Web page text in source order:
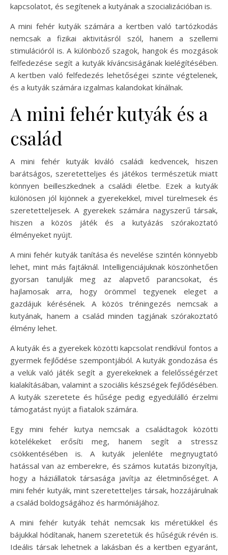
kapcsolatot, és segítenek a kutyának a szocializációban is.
A mini fehér kutyák számára a kertben való tartózkodás
nemcsak a fizikai aktivitásról szól, hanem a szellemi
stimulációról is. A különböző szagok, hangok és mozgások
felfedezése segít a kutyák kíváncsiságának kielégítésében.
A kertben való felfedezés lehetőségei szinte végtelenek,
és a kutyák számára izgalmas kalandokat kínálnak.
A mini fehér kutyák és a
család
A mini fehér kutyák kiváló családi kedvencek, hiszen
barátságos, szeretetteljes és játékos természetük miatt
könnyen beilleszkednek a családi életbe. Ezek a kutyák
különösen jól kijönnek a gyerekekkel, mivel türelmesek és
szeretetteljesek. A gyerekek számára nagyszerű társak,
hiszen a közös játék és a kutyázás szórakoztató
élményeket nyújt.
A mini fehér kutyák tanítása és nevelése szintén könnyebb
lehet, mint más fajtáknál. Intelligenciájuknak köszönhetően
gyorsan tanulják meg az alapvető parancsokat, és
hajlamosak arra, hogy örömmel tegyenek eleget a
gazdájuk kérésének. A közös tréningezés nemcsak a
kutyának, hanem a család minden tagjának szórakoztató
élmény lehet.
A kutyák és a gyerekek közötti kapcsolat rendkívül fontos a
gyermek fejlődése szempontjából. A kutyák gondozása és
a velük való játék segít a gyerekeknek a felelősségérzet
kialakításában, valamint a szociális készségek fejlődésében.
A kutyák szeretete és hűsége pedig egyedülálló érzelmi
támogatást nyújt a fiatalok számára.
Egy mini fehér kutya nemcsak a családtagok közötti
kötelékeket erősíti meg, hanem segít a stressz
csökkentésében is. A kutyák jelenléte megnyugtató
hatással van az emberekre, és számos kutatás bizonyítja,
hogy a háziállatok társasága javítja az életminőséget. A
mini fehér kutyák, mint szeretetteljes társak, hozzájárulnak
a család boldogságához és harmóniájához.
A mini fehér kutyák tehát nemcsak kis méretükkel és
bájukkal hódítanak, hanem szeretetük és hűségük révén is.
Ideális társak lehetnek a lakásban és a kertben egyaránt,